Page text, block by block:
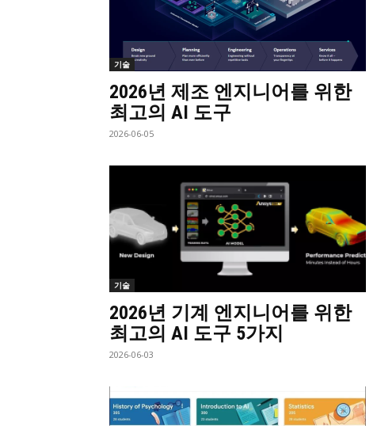
기술
2026년 제조 엔지니어를 위한
최고의 AI 도구
2026-06-05
기술
2026년 기계 엔지니어를 위한
최고의 AI 도구 5가지
2026-06-03